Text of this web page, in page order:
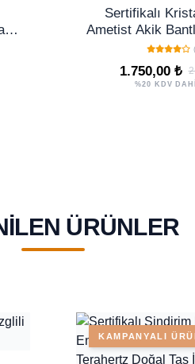
Sertifikalı
Ametist Akik
Koleksiyonluk
1.750,00 ₺
%20 KDV
ÜRÜNLER
KAMPANYALI